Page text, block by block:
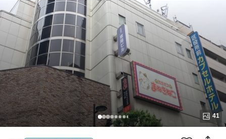
41